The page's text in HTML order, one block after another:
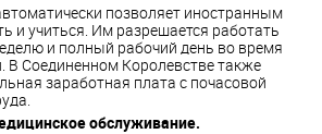
позволяет иностранным
и учиться. Им разрешается работать
и полный рабочий день во время
В Соединенном Королевстве также
заработная плата с почасовой
обслуживание.